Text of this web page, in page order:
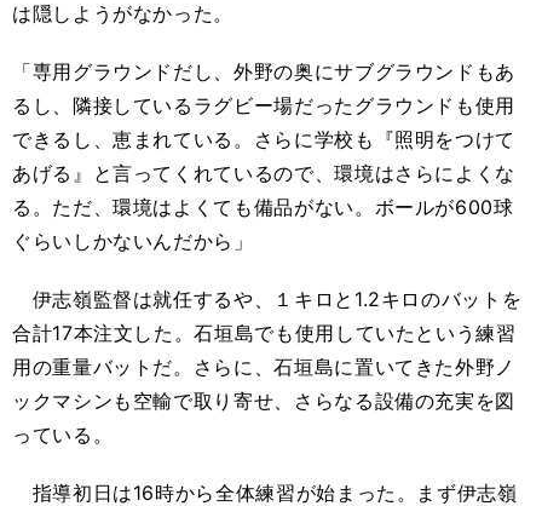
は隠しようがなかった。
「専用グラウンドだし、外野の奥にサブグラウンドもあ
るし、隣接しているラグビー場だったグラウンドも使用
できるし、恵まれている。さらに学校も『照明をつけて
あげる』と言ってくれているので、環境はさらによくな
る。ただ、環境はよくても備品がない。ボールが600球
ぐらいしかないんだから」
伊志嶺監督は就任するや、１キロと1.2キロのバットを
合計17本注文した。石垣島でも使用していたという練習
用の重量バットだ。さらに、石垣島に置いてきた外野ノ
ックマシンも空輸で取り寄せ、さらなる設備の充実を図
っている。
指導初日は16時から全体練習が始まった。まず伊志嶺